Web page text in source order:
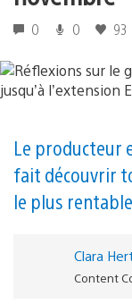
0 0 93
Le producteur
fait découvrir
le plus
Clara
Content